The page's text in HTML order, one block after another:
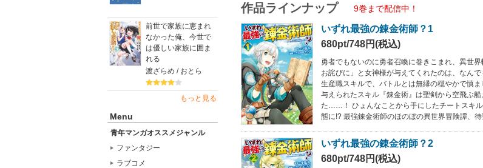
前世で家族に恵まれ
なかった俺、今世で
は優しい家族に囲ま
れる
渡ざらめ / おとら
もっと見る
Menu
青年マンガオススメジャンル
ファンタジー
ラブコメ
作品ラインナップ 9巻まで配信中！
いずれ最強の錬金術師？1
680pt/748円(税込)
勇者でもないのに勇者召喚に巻きこまれ、異世
お詫びに」と女神様が与えてくれたのは、なん
生産職スキルで、バトルとは無縁の穏やかで慎
与えられたスキル『錬金術』は聖剣から空飛ぶ
た……！ ひょんなことから手にしたチートスキ
態に!? 最強錬金術師のほのぼの異世界冒険譚、
いずれ最強の錬金術師？2
680pt/748円(税込)